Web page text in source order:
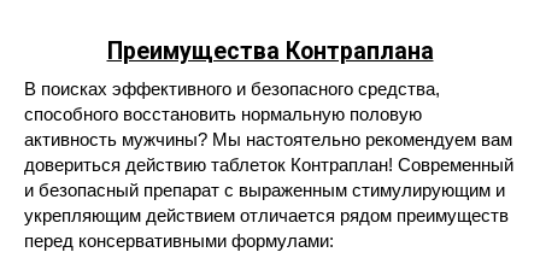
Преимущества Контраплана
В поисках эффективного и безопасного средства,
способного восстановить нормальную половую
активность мужчины? Мы настоятельно рекомендуем вам
довериться действию таблеток Контраплан! Современный
и безопасный препарат с выраженным стимулирующим и
укрепляющим действием отличается рядом преимуществ
перед консервативными формулами: